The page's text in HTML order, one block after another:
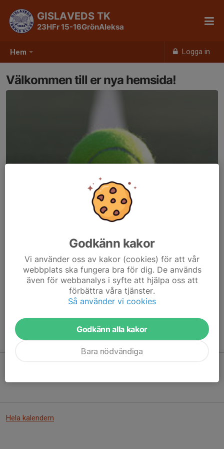
Hem Logga in
GISLAVEDS TK
23HFr 15-16GrönAleksa
Välkommen till er nya hemsida!
Här hamnar automatiskt de senaste nyheterna på hemsidan. För
att kunna börja administrera hemsidan loggar du in högst upp till
Kommande aktiviteter
Hela kalendern
Godkänn kakor
Vi använder oss av kakor (cookies) för att vår
webbplats ska fungera bra för dig. De används
även för webbanalys i syfte att hjälpa oss att
förbättra våra tjänster.
Så använder vi cookies
Godkänn alla kakor
Bara nödvändiga